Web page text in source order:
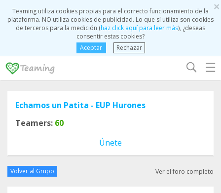
×
Teaming utiliza cookies propias para el correcto funcionamiento de la
plataforma. NO utiliza cookies de publicidad. Lo que sí utiliza son cookies
de terceros para la medición (haz click aquí para leer más), ¿deseas
consentir estas cookies?
Aceptar
Rechazar
☰
Echamos un Patita - EUP Hurones
Teamers: 60
Únete
Volver al Grupo Ver el foro completo